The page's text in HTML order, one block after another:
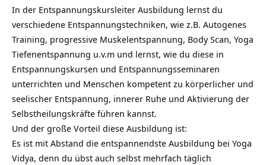
In der Entspannungskursleiter Ausbildung lernst du
verschiedene Entspannungstechniken, wie z.B. Autogenes
Training, progressive Muskelentspannung, Body Scan, Yoga
Tiefenentspannung u.v.m und lernst, wie du diese in
Entspannungskursen und Entspannungsseminaren
unterrichten und Menschen kompetent zu körperlicher und
seelischer Entspannung, innerer Ruhe und Aktivierung der
Selbstheilungskräfte führen kannst.
Und der große Vorteil diese Ausbildung ist:
Es ist mit Abstand die entspannendste Ausbildung bei Yoga
Vidya, denn du übst auch selbst mehrfach täglich